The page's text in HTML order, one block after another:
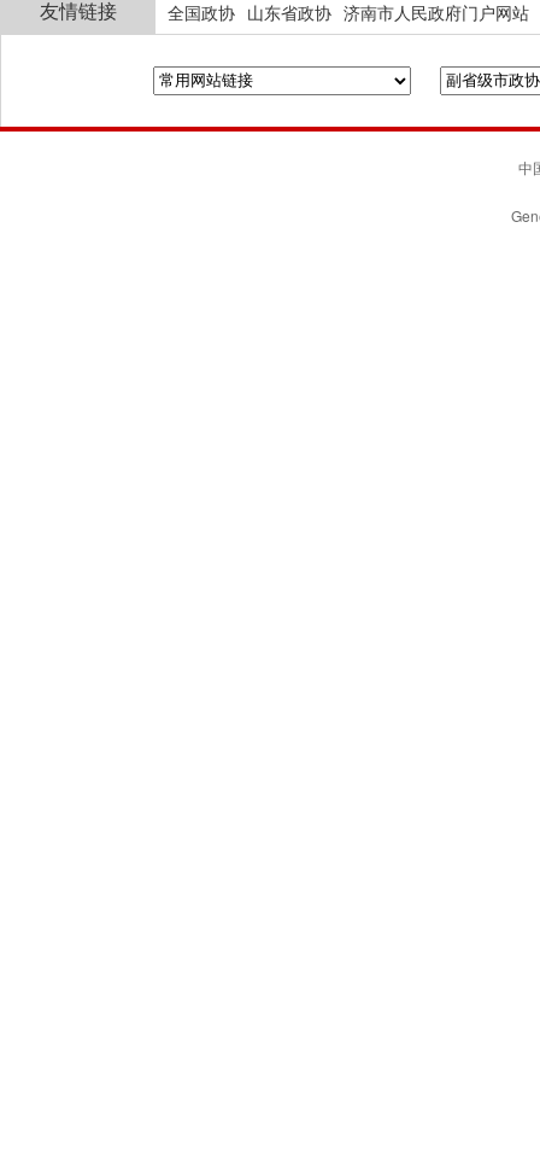
友情链接 全国政协 山东省政协 济南市人民政府门户网站
中